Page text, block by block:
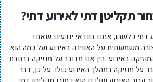
תקליטן דתי לאירוע דתי?
דתי כלשהו, אתם בוודאי יודעים שאחד
משמעותית על האווירה באירוע ועל כמה הוא
באירוע. בין אם מדובר על מוזיקה ברחבת
על מוזיקה במהלך האירוע כולו. על כן, דבר